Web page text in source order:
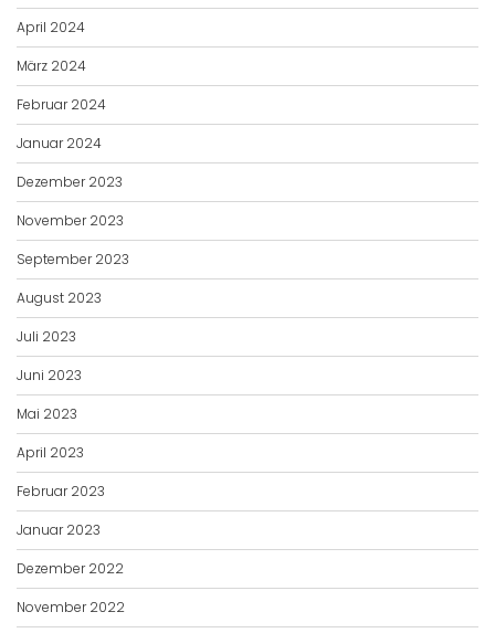
April 2024
März 2024
Februar 2024
Januar 2024
Dezember 2023
November 2023
September 2023
August 2023
Juli 2023
Juni 2023
Mai 2023
April 2023
Februar 2023
Januar 2023
Dezember 2022
November 2022